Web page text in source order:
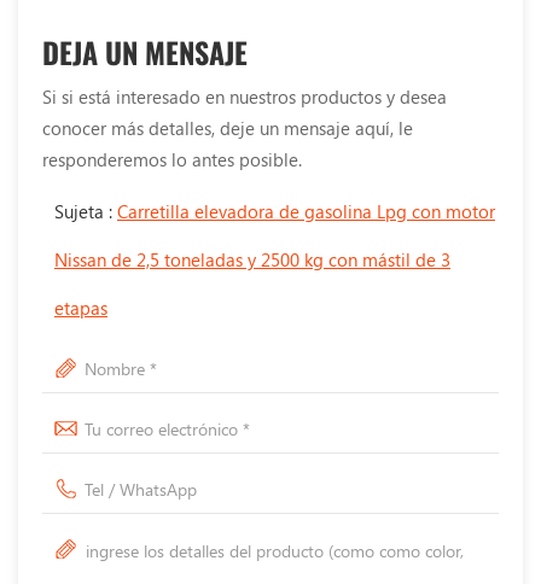
DEJA UN MENSAJE
Si si está interesado en nuestros productos y desea
conocer más detalles, deje un mensaje aquí, le
responderemos lo antes posible.
Sujeta : Carretilla elevadora de gasolina Lpg con motor
Nissan de 2,5 toneladas y 2500 kg con mástil de 3
etapas